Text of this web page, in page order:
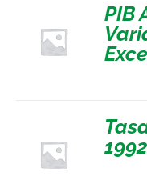
PIB